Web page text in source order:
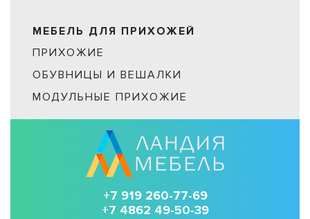
МЕБЕЛЬ ДЛЯ ПРИХОЖЕЙ
ПРИХОЖИЕ
ОБУВНИЦЫ И ВЕШАЛКИ
МОДУЛЬНЫЕ ПРИХОЖИЕ
+7 919 260-77-69
+7 4862 49-50-39